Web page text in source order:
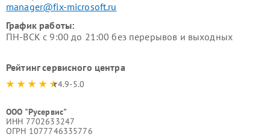
manager@fix-microsoft.ru
График работы:
ПН-ВСК с 9:00 до 21:00 без перерывов и выходных
Рейтинг сервисного центра
4.9-5.0
ООО "Русервис"
ИНН 7702633247
ОГРН 1077746335776